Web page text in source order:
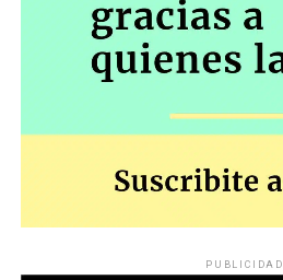
PUBLICIDAD